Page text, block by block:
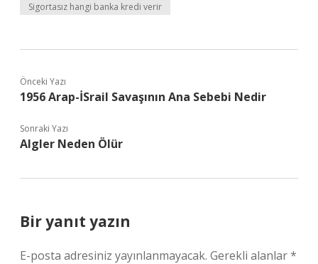
Sigortasız hangi banka kredi verir
Önceki Yazı
1956 Arap-İSrail Savaşının Ana Sebebi Nedir
Sonraki Yazı
Algler Neden Ölür
Bir yanıt yazın
E-posta adresiniz yayınlanmayacak. Gerekli alanlar*